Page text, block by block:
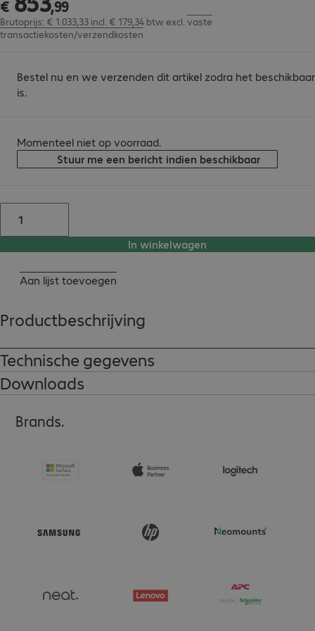
€ ,99
Brutoprijs: € 1.033,33 incl. € 179,34 btw excl. vaste
transactiekosten/verzendkosten
Bestel nu en we verzenden dit artikel zodra het beschikbaar
is.
Momenteel niet op voorraad.
Stuur me een bericht indien beschikbaar
In winkelwagen
Aan lijst toevoegen
Productbeschrijving
Technische gegevens
Downloads
Brands.